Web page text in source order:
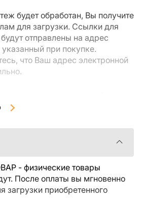
будет обработан, Вы получите
для загрузки. Ссылки для
отправлены на адрес
при покупке.
что Ваш адрес электронной
возврату или обмену после их
товара и задать все
перед покупкой. Если у
напрямую.
- физические товары
После оплаты вы мгновенно
загрузки приобретенного